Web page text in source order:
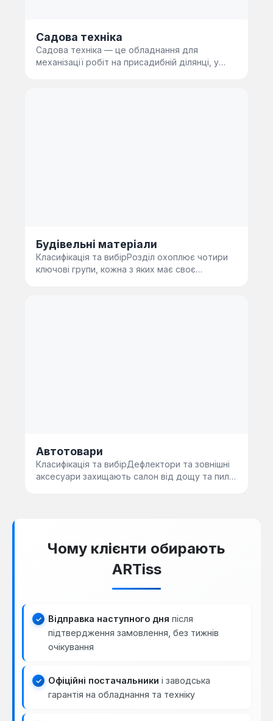
Садова техніка
Садова техніка — це обладнання для
механізації робіт на присадибній ділянці, у
Будівельні матеріали
Класифікація та вибірРозділ охоплює чотири
ключові групи, кожна з яких має своє
Автотовари
Класифікація та вибірДефлектори та зовнішні
аксесуари захищають салон від дощу та пилу
Чому клієнти обирають
ARTiss
Відправка наступного дня після
підтвердження замовлення, без тижнів
очікування
Офіційні постачальники і заводська
гарантія на обладнання та техніку